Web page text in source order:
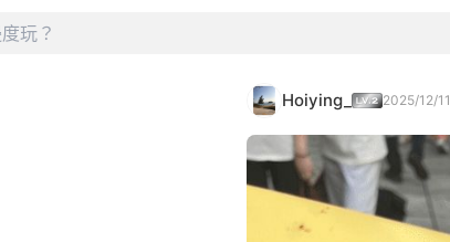
Hoiying_ 2025/12/11